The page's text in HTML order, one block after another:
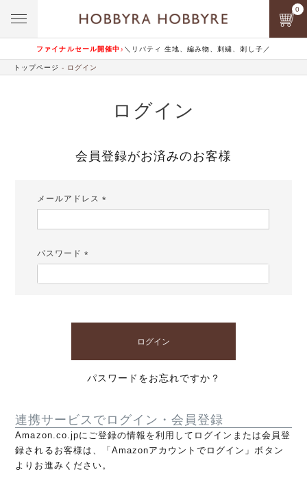
ファイナルセール開催中♪ ＼リバティ 生地、編み物、刺繍、刺し子／
0
トップページ ログイン
ログイン
会員登録がお済みのお客様
メールアドレス
パスワード
ログイン
パスワードをお忘れですか？
連携サービスでログイン・会員登録
Amazon.co.jpにご登録の情報を利用してログインまたは会員登
録されるお客様は、「Amazonアカウントでログイン」ボタン
よりお進みください。